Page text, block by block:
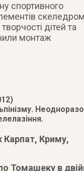
спортивного
дітей та
монтаж
Карпат, Криму,
Томашеку в